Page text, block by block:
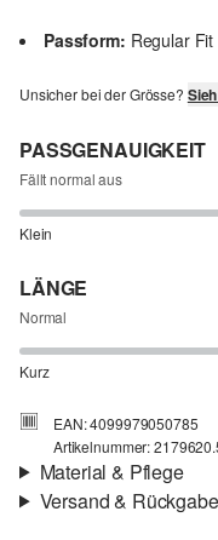
Passform: Regular Fit
Unsicher bei der Grösse?
PASSGENAUIGKEIT
Fällt normal aus
Klein
LÄNGE
Normal
Kurz
EAN: 4099979050785
Artikelnummer:
Material & Pflege
Versand & Rückgabe